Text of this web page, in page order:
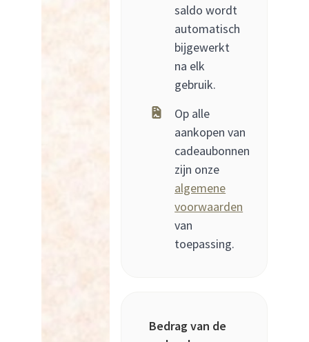
saldo wordt
automatisch
bijgewerkt
na elk
gebruik.
Op alle
aankopen van
cadeaubonnen
zijn onze
algemene
voorwaarden
van
toepassing.
Bedrag van de